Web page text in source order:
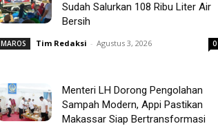
Sudah Salurkan 108 Ribu Liter Air
Bersih
MAROS Tim Redaksi - Agustus 3, 2026 0
Menteri LH Dorong Pengolahan
Sampah Modern, Appi Pastikan
Makassar Siap Bertransformasi